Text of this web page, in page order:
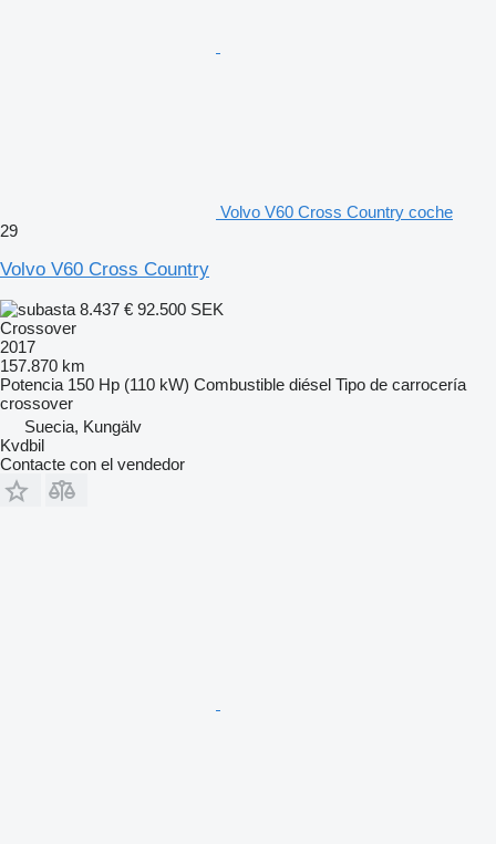
Volvo V60 Cross Country coche
29
Volvo V60 Cross Country
8.437 € 92.500 SEK
Crossover
2017
157.870 km
Potencia 150 Hp (110 kW) Combustible diésel Tipo de carrocería
crossover
Suecia, Kungälv
Kvdbil
Contacte con el vendedor